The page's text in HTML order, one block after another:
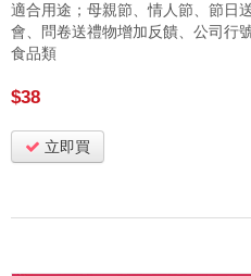
適合用途；母親節、情人節、節日
會、問卷送禮物增加反饋、公司行
食品類
$38
立即買